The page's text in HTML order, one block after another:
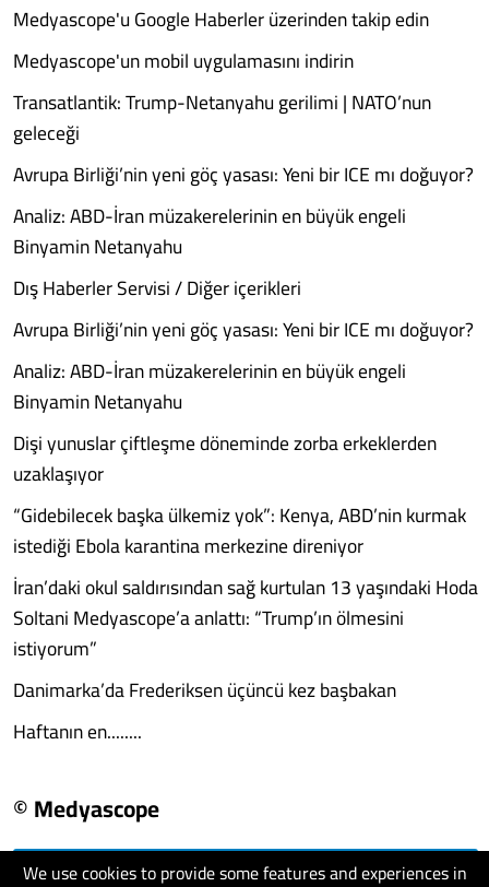
We use cookies to provide some features and experiences in
Medyascope'u Google Haberler üzerinden takip edin
Medyascope'un mobil uygulamasını indirin
Transatlantik: Trump-Netanyahu gerilimi | NATO’nun
geleceği
Avrupa Birliği’nin yeni göç yasası: Yeni bir ICE mı doğuyor?
Analiz: ABD-İran müzakerelerinin en büyük engeli
Binyamin Netanyahu
Dış Haberler Servisi / Diğer içerikleri
Avrupa Birliği’nin yeni göç yasası: Yeni bir ICE mı doğuyor?
Analiz: ABD-İran müzakerelerinin en büyük engeli
Binyamin Netanyahu
Dişi yunuslar çiftleşme döneminde zorba erkeklerden
uzaklaşıyor
“Gidebilecek başka ülkemiz yok”: Kenya, ABD’nin kurmak
istediği Ebola karantina merkezine direniyor
İran’daki okul saldırısından sağ kurtulan 13 yaşındaki Hoda
Soltani Medyascope’a anlattı: “Trump’ın ölmesini
istiyorum”
Danimarka’da Frederiksen üçüncü kez başbakan
Haftanın en........
© Medyascope